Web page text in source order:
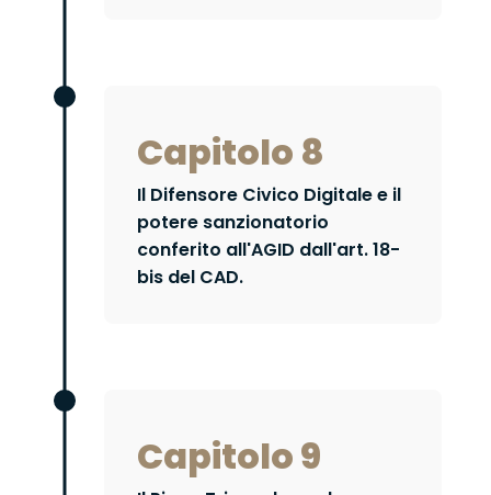
Capitolo 8
Il Difensore Civico Digitale e il
potere sanzionatorio
conferito all'AGID dall'art. 18-
bis del CAD.
Capitolo 9